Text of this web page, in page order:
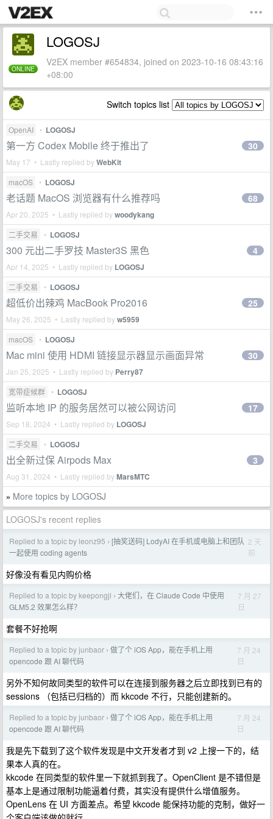
ONLINE
LOGOSJ
V2EX member #654834, joined on 2023-10-16 08:43:16
+08:00
Switch topics list
OpenAI • LOGOSJ
第一方 Codex Mobile 终于推出了
May 17 • Lastly replied byWebKit
30
macOS • LOGOSJ
老话题 MacOS 浏览器有什么推荐吗
Apr 20, 2025 • Lastly replied bywoodykang
68
二手交易 • LOGOSJ
300 元出二手罗技 Master3S 黑色
Apr 14, 2025 • Lastly replied by LOGOSJ
4
二手交易 • LOGOSJ
超低价出辣鸡 MacBook Pro2016
May 26, 2025 • Lastly replied byw5959
25
macOS • LOGOSJ
Mac mini 使用 HDMI 链接显示器显示画面异常
Jan 25, 2025 • Lastly replied by Perry87
30
宽带症候群 • LOGOSJ
监听本地 IP 的服务居然可以被公网访问
Sep 18, 2024 • Lastly replied by LOGOSJ
17
二手交易 • LOGOSJ
出全新过保 Airpods Max
Aug 31, 2024 • Lastly replied byMarsMTC
3
» More topics by LOGOSJ
LOGOSJ's recent replies
Replied to a topic by leonz95 › [抽奖送码] LodyAI 在手机或电脑上和团队
一起使用 coding agents
2 天
前
好像没有看见内购价格
Replied to a topic by keepongjl › 大佬们，在 Claude Code 中使用
GLM5.2 效果怎么样？
7 月 27
日
套餐不好抢啊
Replied to a topic by junbaor › 做了个 iOS App，能在手机上用
opencode 跟 AI 聊代码
7 月 24
日
另外不知何故同类型的软件可以在连接到服务器之后立即找到已有的
sessions （包括已归档的）而 kkcode 不行，只能创建新的。
Replied to a topic by junbaor › 做了个 iOS App，能在手机上用
opencode 跟 AI 聊代码
7 月 24
日
我是先下载到了这个软件发现是中文开发者才到 v2 上搜一下的，结
果本人真的在。
kkcode 在同类型的软件里一下就抓到我了。OpenClient 是不错但是
基本上是通过限制功能逼着付费，其实没有提供什么增值服务。
OpenLens 在 UI 方面差点。希望 kkcode 能保持功能的克制，做好一